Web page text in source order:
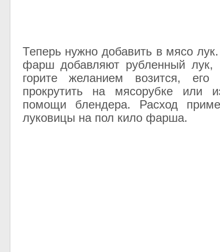
Теперь нужно добавить в мясо
фарш добавляют рубленный
горите желанием возится, его
прокрутить на мясорубке или
помощи блендера. Расход
луковицы на пол кило фарша.